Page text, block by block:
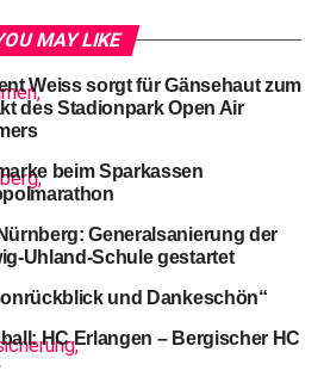
vor der PSD Bank Nürnberg
MAY LIKE
Weiss sorgt für Gänsehaut zum
des Stadionpark Open Air
beim Sparkassen
Generalsanierung der
Uhland-Schule gestartet
und Dankeschön“
HC Erlangen – Bergischer HC